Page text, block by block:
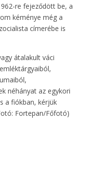
re fejeződött be, a
kéménye még a
címerébe is
átalakult váci
néhányat az egykori
a fiókban, kérjük
Fortepan/Főfotó)